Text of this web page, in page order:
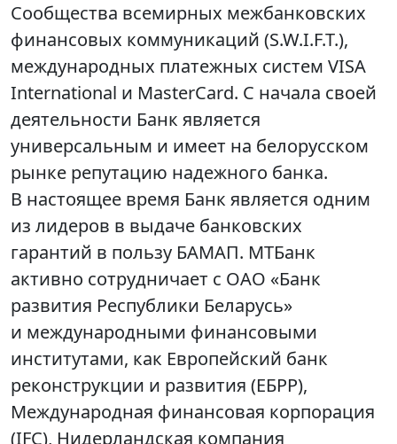
Сообщества всемирных межбанковских
финансовых коммуникаций (S.W.I.F.T.),
международных платежных систем VISA
International и MasterCard. С начала своей
деятельности Банк является
универсальным и имеет на белорусском
рынке репутацию надежного банка.
В настоящее время Банк является одним
из лидеров в выдаче банковских
гарантий в пользу БАМАП. МТБанк
активно сотрудничает с ОАО «Банк
развития Республики Беларусь»
и международными финансовыми
институтами, как Европейский банк
реконструкции и развития (ЕБРР),
Международная финансовая корпорация
(IFC), Нидерландская компания